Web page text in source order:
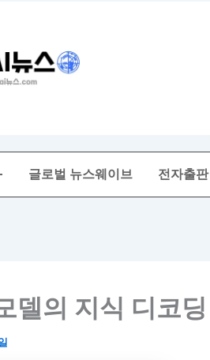
글로벌 뉴스웨이브 전자출판
델의 지식 디코딩